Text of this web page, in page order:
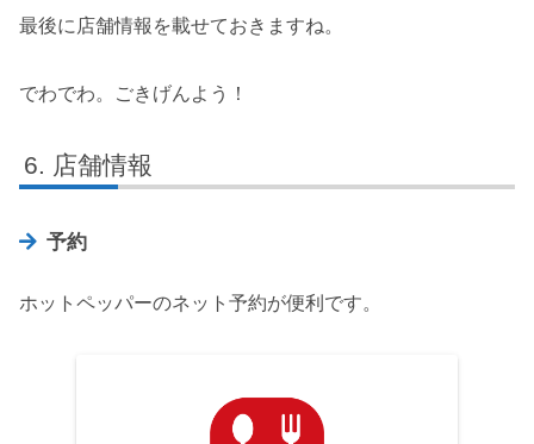
最後に店舗情報を載せておきますね。
でわでわ。ごきげんよう！
店舗情報
予約
ホットペッパーのネット予約が便利です。